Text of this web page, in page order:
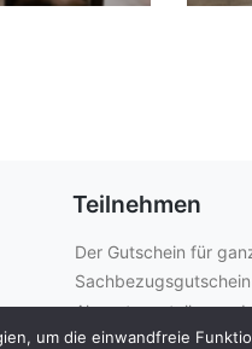
Teilnehmen
Der Gutschein für
Sachbezugsgutschein
Akzeptanzstelle
um die einwandfreie